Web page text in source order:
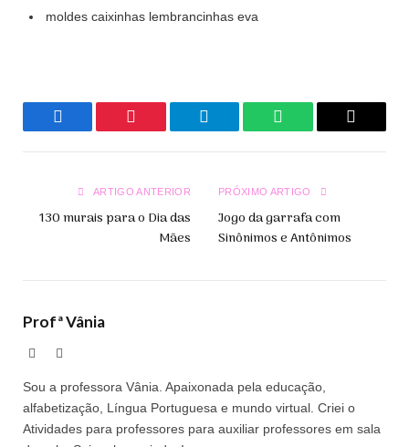
moldes caixinhas lembrancinhas eva
Facebook Pinterest Telegrama WhatsAppCopiar
ARTIGO ANTERIOR
130 murais para o Dia das
Mães
PRÓXIMO ARTIGO
Jogo da garrafa com
Sinônimos e Antônimos
Profª Vânia
Sou a professora Vânia. Apaixonada pela educação,
alfabetização, Língua Portuguesa e mundo virtual. Criei o
Atividades para professores para auxiliar professores em sala